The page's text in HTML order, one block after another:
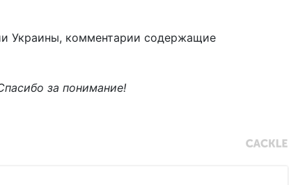
Украины, комментарии содержащие
за понимание!